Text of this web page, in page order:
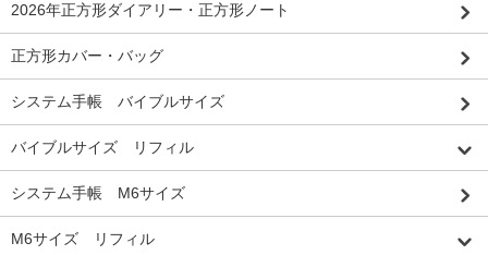
2026年正方形ダイアリー・正方形ノート
正方形カバー・バッグ
システム手帳 バイブルサイズ
バイブルサイズ リフィル
システム手帳 M6サイズ
M6サイズ リフィル